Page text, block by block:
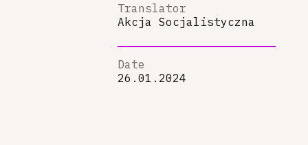
Translator
Akcja Socjalistyczna
Date
26.01.2024